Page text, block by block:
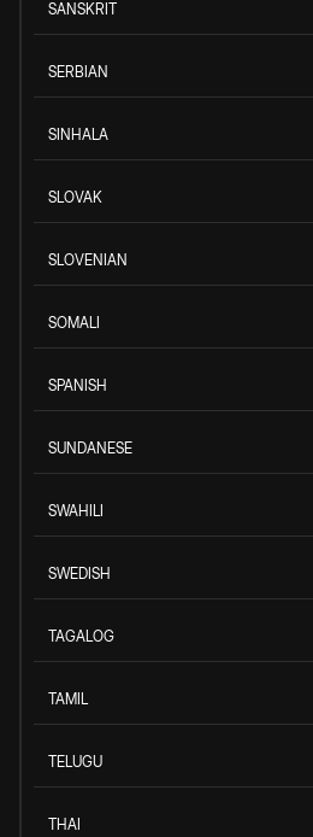
SANSKRIT
SERBIAN
SINHALA
SLOVAK
SLOVENIAN
SOMALI
SPANISH
SUNDANESE
SWAHILI
SWEDISH
TAGALOG
TAMIL
TELUGU
THAI